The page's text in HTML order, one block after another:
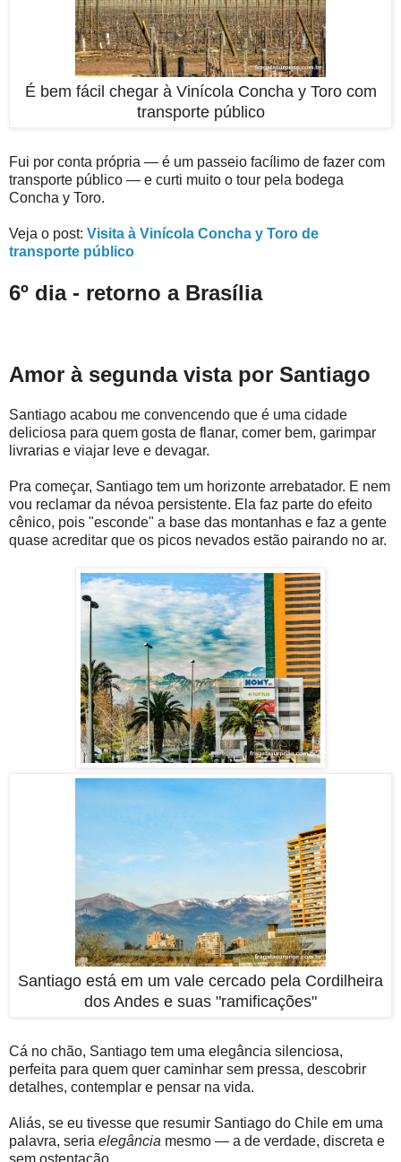
É bem fácil chegar à Vinícola Concha y Toro com
transporte público
Fui por conta própria — é um passeio facílimo de fazer com
transporte público — e curti muito o tour pela bodega
Concha y Toro.
Veja o post: Visita à Vinícola Concha y Toro de
transporte público
6º dia - retorno a Brasília
Amor à segunda vista por Santiago
Santiago acabou me convencendo que é uma cidade
deliciosa para quem gosta de flanar, comer bem, garimpar
livrarias e viajar leve e devagar.
Pra começar, Santiago tem um horizonte arrebatador. E nem
vou reclamar da névoa persistente. Ela faz parte do efeito
cênico, pois "esconde" a base das montanhas e faz a gente
quase acreditar que os picos nevados estão pairando no ar.
Santiago está em um vale cercado pela Cordilheira
dos Andes e suas "ramificações"
Cá no chão, Santiago tem uma elegância silenciosa,
perfeita para quem quer caminhar sem pressa, descobrir
detalhes, contemplar e pensar na vida.
Aliás, se eu tivesse que resumir Santiago do Chile em uma
palavra, seria elegância mesmo — a de verdade, discreta e
sem ostentação.